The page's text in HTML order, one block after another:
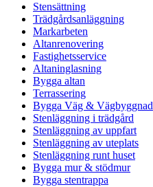
Stensättning
Trädgårdsanläggning
Markarbeten
Altanrenovering
Fastighetsservice
Altaninglasning
Bygga altan
Terrassering
Bygga Väg & Vägbyggnad
Stenläggning i trädgård
Stenläggning av uppfart
Stenläggning av uteplats
Stenläggning runt huset
Bygga mur & stödmur
Bygga stentrappa